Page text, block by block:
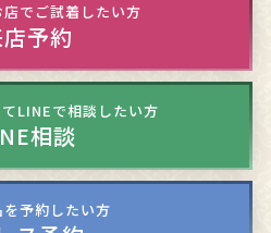
でご試着したい方
予約
LINEで相談したい方
相談
を予約したい方